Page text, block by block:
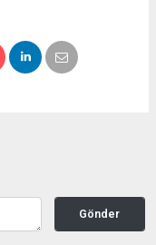
Gönder